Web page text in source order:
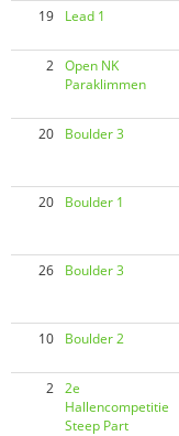
19 Lead 1
2 Open NK
Paraklimmen
20 Boulder 3
20 Boulder 1
26 Boulder 3
10 Boulder 2
2 2e
Hallencompetitie
Steep Part